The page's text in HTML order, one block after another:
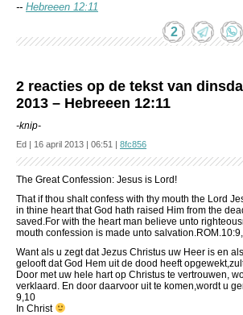
-- Hebreeen 12:11
2
2 reacties op de tekst van
2013 – Hebreeen 12:11
-knip-
Ed | 16 april 2013 | 06:51 | 8fc856
The Great Confession: Jesus is Lord!
That if thou shalt confess with thy mouth the Lord
in thine heart that God hath raised Him from the
saved.For with the heart man believe unto
mouth confession is made unto
Want als u zegt dat Jezus Christus uw Heer is en
gelooft dat God Hem uit de dood heeft
Door met uw hele hart op Christus te vertrouwen,
verklaard. En door daarvoor uit te komen,wordt u
9,10
In Christ